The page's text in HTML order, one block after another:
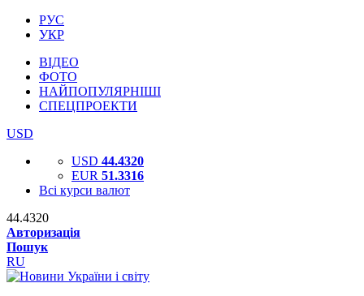
РУС
УКР
ВІДЕО
ФОТО
НАЙПОПУЛЯРНІШІ
СПЕЦПРОЕКТИ
USD
USD 44.4320
EUR 51.3316
Всі курси валют
44.4320
Авторизація
Пошук
RU